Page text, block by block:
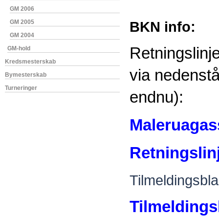
GM 2006
GM 2005
GM 2004
GM-hold
Kredsmesterskab
Bymesterskab
Turneringer
BKN info:
via
endnu):